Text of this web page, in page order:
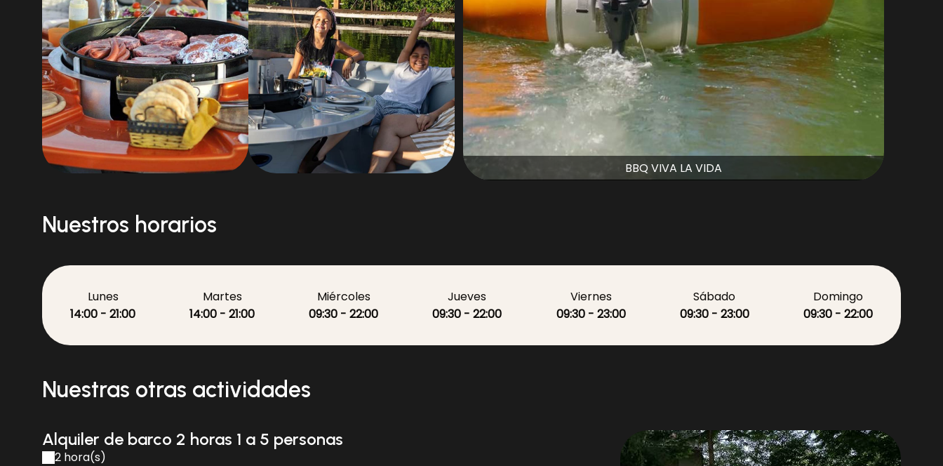
inolvidable con tus seres queridos. Convertirse en capitán de su
propio barco y navegar sin licencia es una excelente manera de
disfrutar del mar mientras disfruta de una barbacoa rodeado de
naturaleza.
El hecho de que el barco sea insumergible y esté equipado con un
motor fueraborda garantiza una navegación segura. Además, con
una sombrilla, una mesa y cómodos asientos, podrás relajarte y
disfrutar plenamente de tu escapada. Con capacidad máxima
para 10 personas, es perfecto para una salida con amigos,
familiares o incluso compañeros de trabajo.
asesoramiento para tu salida, házmelo saber. ¡Disfruta tu
momento de escape!
BBQ VIVA LA VIDA
BATEAU SUR LEAU
Nuestros horarios
Lunes
14:00 - 21:00
Martes
14:00 - 21:00
Miércoles
09:30 - 22:00
Jueves
09:30 - 22:00
Viernes
09:30 - 23:00
Sábado
09:30 - 23:00
Domingo
09:30 - 22:00
Nuestras otras actividades
Alquiler de barco 2 horas 1 a 5 personas
2 hora(s)